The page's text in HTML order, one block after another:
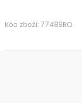
Kód zboží: 77489RO